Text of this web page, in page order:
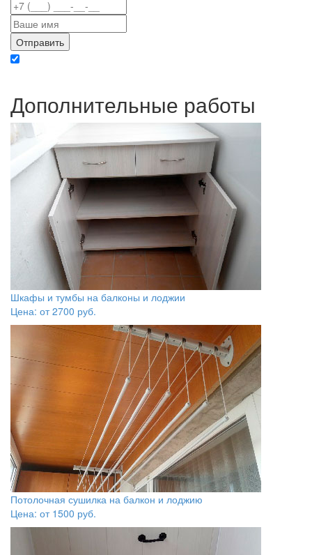
Дополнительные работы
Шкафы и тумбы на балконы и лоджии
Цена: от2700 руб.
Потолочная сушилка на балкон и лоджию
Цена: от 1500 руб.